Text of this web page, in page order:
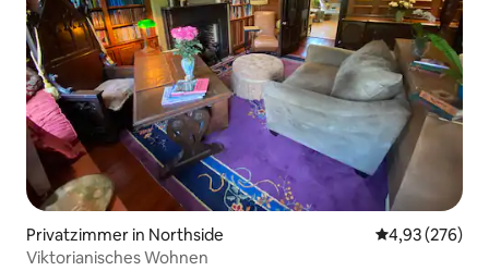
Privatzimmer in Northside
4,93 (276)
Viktorianisches Wohnen